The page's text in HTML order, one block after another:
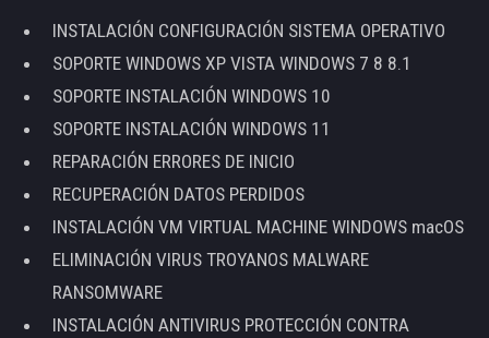
INSTALACIÓN CONFIGURACIÓN SISTEMA OPERATIVO
SOPORTE WINDOWS XP VISTA WINDOWS 7 8 8.1
SOPORTE INSTALACIÓN WINDOWS 10
SOPORTE INSTALACIÓN WINDOWS 11
REPARACIÓN ERRORES DE INICIO
RECUPERACIÓN DATOS PERDIDOS
INSTALACIÓN VM VIRTUAL MACHINE WINDOWS macOS
ELIMINACIÓN VIRUS TROYANOS MALWARE
RANSOMWARE
INSTALACIÓN ANTIVIRUS PROTECCIÓN CONTRA